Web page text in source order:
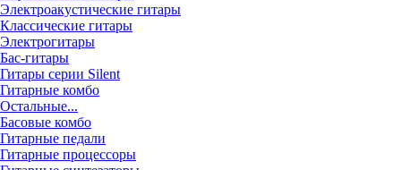
Электроакустические гитары
Классические гитары
Электрогитары
Бас-гитары
Гитары серии Silent
Гитарные комбо
Остальные...
Басовые комбо
Гитарные педали
Гитарные процессоры